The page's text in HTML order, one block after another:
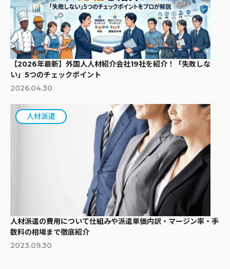
【2026年最新】外国人人材紹介会社19社を紹介！「失敗しな
い」5つのチェックポイント
2026.04.30
人材派遣
人材派遣の費用について仕組みや派遣単価内訳・マージン率・手
数料の相場まで徹底紹介
2023.09.30